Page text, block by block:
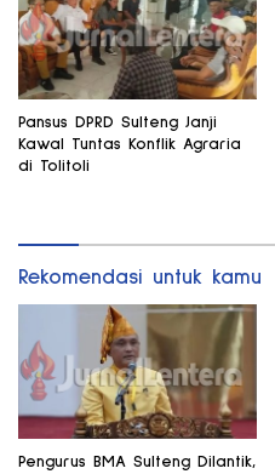
Pansus DPRD Sulteng Janji
Kawal Tuntas Konflik Agraria
di Tolitoli
Rekomendasi untuk kamu
Pengurus BMA Sulteng Dilantik,